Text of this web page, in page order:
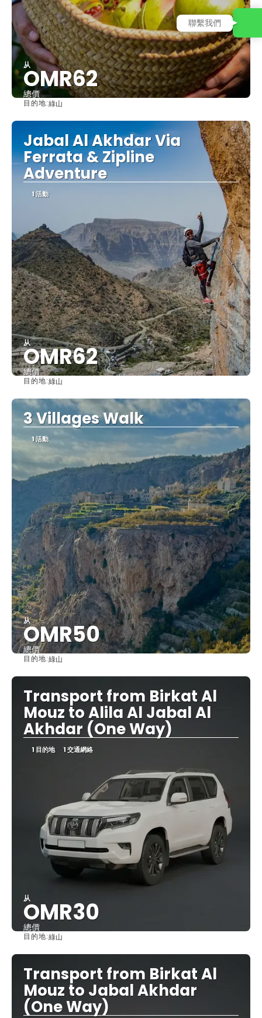
从
OMR62
總價
目的地:綠山
Jabal Al Akhdar Via
Ferrata & Zipline
Adventure
1 活動
从
OMR62
總價
目的地:綠山
3 Villages Walk
1 活動
从
OMR50
總價
目的地:綠山
Transport from Birkat Al
Mouz to Alila Al Jabal Al
Akhdar (One Way)
1 目的地 1 交通網絡
从
OMR30
總價
目的地:綠山
Transport from Birkat Al
Mouz to Jabal Akhdar
(One Way)
聯繫我們